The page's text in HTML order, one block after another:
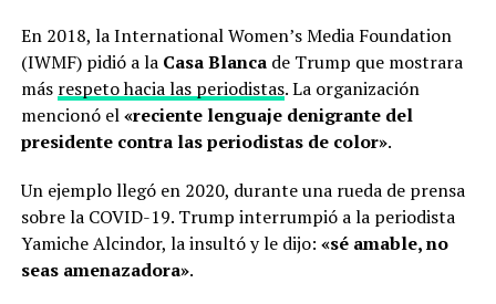
En 2018, la International Women’s Media Foundation
(IWMF) pidió a la Casa Blancade Trump que mostrara
más respeto hacia las periodistas. La organización
mencionó el«reciente lenguaje denigrante del
presidente contra las periodistas de color».
Un ejemplo llegó en 2020, durante una rueda de prensa
sobre la COVID-19. Trump interrumpió a la periodista
Yamiche Alcindor, la insultó y le dijo: «sé amable, no
seas amenazadora».